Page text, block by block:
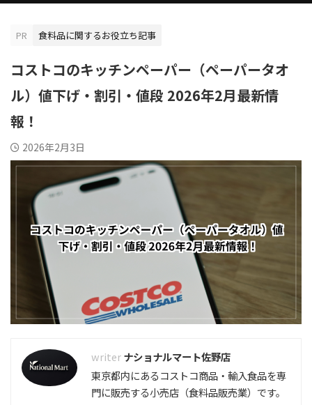
PR 食料品に関するお役立ち記事
コストコのキッチンペーパー（ペーパータオ
ル）値下げ・割引・値段 2026年2月最新情
報！
2026年2月3日
ナショナルマート佐野店
東京都内にあるコストコ商品・輸入食品を専
門に販売する小売店（食料品販売業）です。